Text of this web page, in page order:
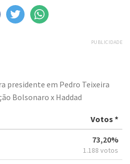
PUBLICIDADE
presidente em Pedro Teixeira
Bolsonaro x Haddad
Votos *
73,20%
1.188 votos